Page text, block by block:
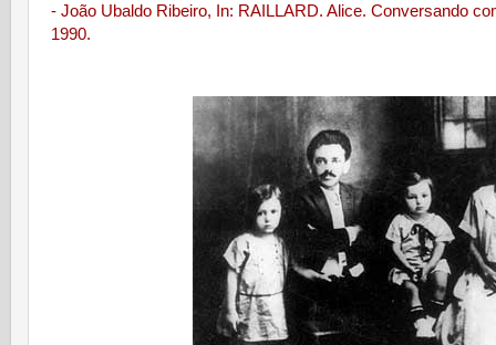
- João Ubaldo Ribeiro, In: RAILLARD. Alice. Conversando
1990.